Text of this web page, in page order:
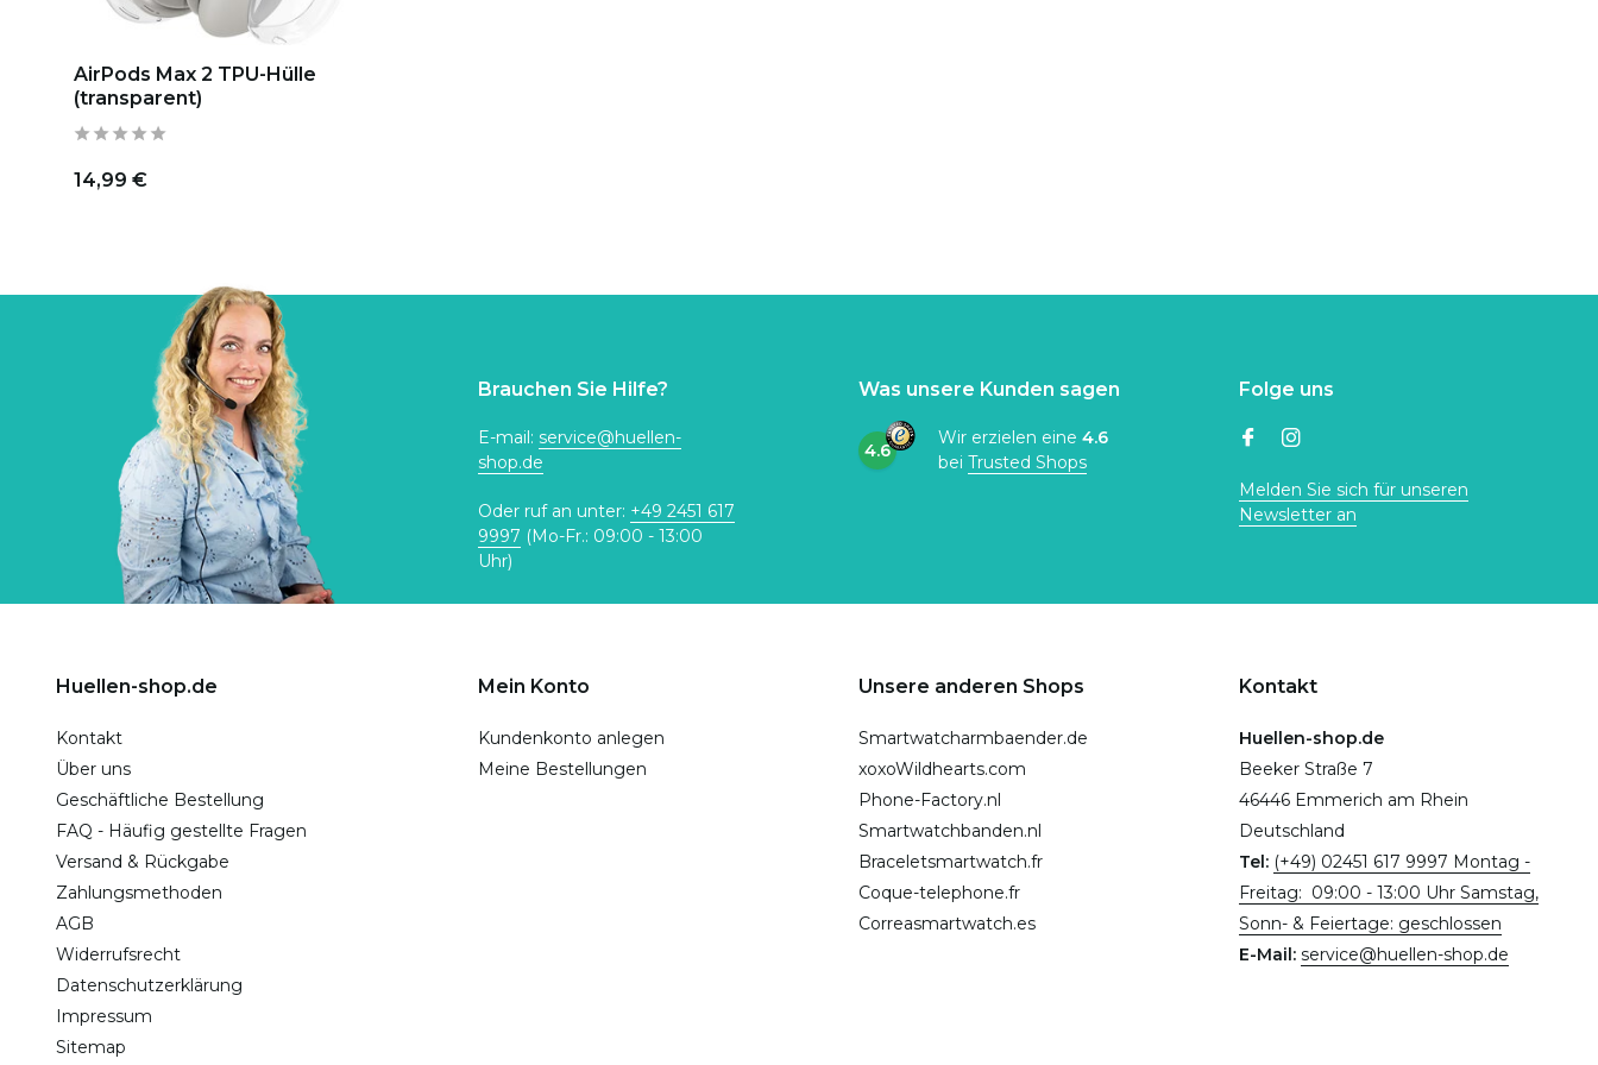
AirPods Max 2 TPU-Hülle
(transparent)
14,99 €
Brauchen Sie Hilfe?
E-mail: service@huellen-
shop.de
Oder ruf an unter: +49 2451 617
9997 (Mo-Fr.: 09:00 - 13:00
Uhr)
Was unsere Kunden sagen
4.6
Wir erzielen eine 4.6
bei Trusted Shops
Folge uns
Melden Sie sich für unseren
Newsletter an
Huellen-shop.de
Kontakt
Über uns
Geschäftliche Bestellung
FAQ - Häufig gestellte Fragen
Versand & Rückgabe
Zahlungsmethoden
AGB
Widerrufsrecht
Datenschutzerklärung
Impressum
Sitemap
Mein Konto
Kundenkonto anlegen
Meine Bestellungen
Unsere anderen Shops
Smartwatcharmbaender.de
xoxoWildhearts.com
Phone-Factory.nl
Smartwatchbanden.nl
Braceletsmartwatch.fr
Coque-telephone.fr
Correasmartwatch.es
Kontakt
Huellen-shop.de
Beeker Straße 7
46446 Emmerich am Rhein
Deutschland
Tel: (+49) 02451 617 9997 Montag -
Freitag: 09:00 - 13:00 Uhr Samstag,
Sonn- & Feiertage: geschlossen
E-Mail: service@huellen-shop.de